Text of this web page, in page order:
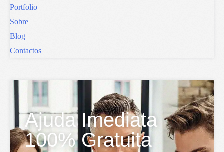
Portfolio
Sobre
Blog
Contactos
Ajuda Imediata
100% Gratuita